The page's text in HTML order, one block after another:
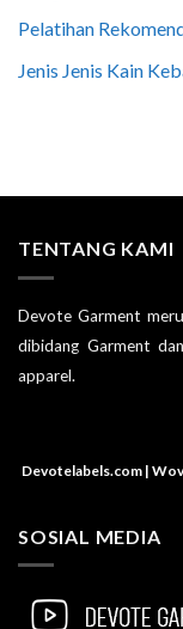
Pelatihan
Jenis Jenis Kain
TENTANG KAMI
Devote Garment
dibidang Garment
apparel.
Devotelabels.com |
SOSIAL MEDIA